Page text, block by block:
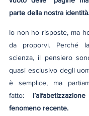
parte della nostra identità.
Io non ho risposte, ma
da proporvi. Perché
scienza, il pensiero
quasi esclusivo degli
è semplice, ma
fatto:
fenomeno recente.